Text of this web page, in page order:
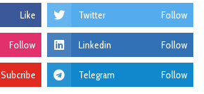
Like Twitter Follow
Follow Linkedin Follow
Subcribe Telegram Follow